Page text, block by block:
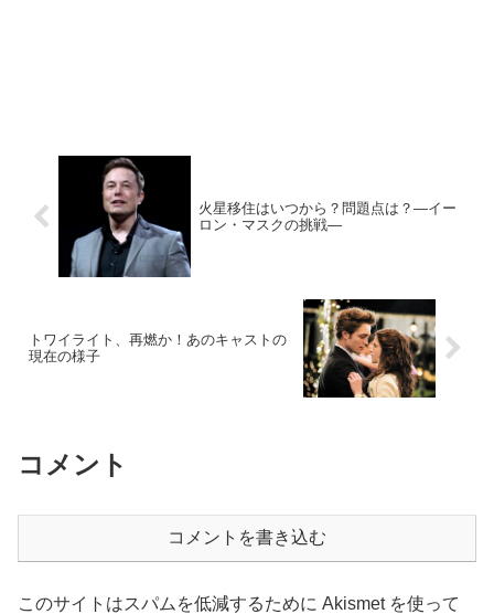
火星移住はいつから？問題点は？―イー
ロン・マスクの挑戦―
トワイライト、再燃か！あのキャストの
現在の様子
コメント
コメントを書き込む
このサイトはスパムを低減するために Akismet を使って